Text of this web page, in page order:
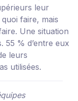
leur
faire, mais
Une situation
55 % d’entre eux
leurs
utilisées.